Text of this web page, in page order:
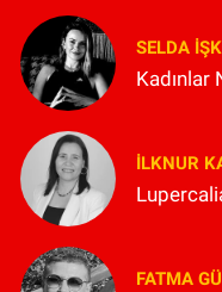
SELDA
Kadınlar
İLKNUR
FATMA